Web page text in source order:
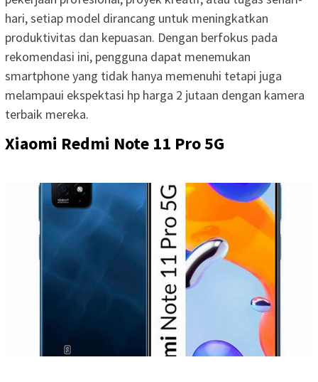
hari, setiap model dirancang untuk meningkatkan
produktivitas dan kepuasan. Dengan berfokus pada
rekomendasi ini, pengguna dapat menemukan
smartphone yang tidak hanya memenuhi tetapi juga
melampaui ekspektasi hp harga 2 jutaan dengan kamera
terbaik mereka.
Xiaomi Redmi Note 11 Pro 5G